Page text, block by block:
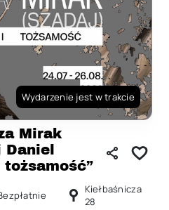
Wydarzenie jest w trakcie
Mirak
Kiełbaśnicza
28